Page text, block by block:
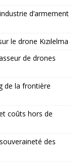
d’armement
le drone Kızılelma
de drones
de la frontière
coûts hors de
des